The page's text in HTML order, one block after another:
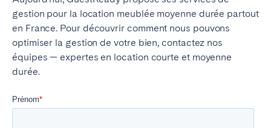
gestion pour la location meublée moyenne durée partout
en France. Pour découvrir comment nous pouvons
optimiser la gestion de votre bien, contactez nos
équipes — expertes en location courte et moyenne
durée.